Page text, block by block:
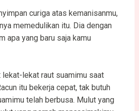
curiga atas kemanisanmu,
memedulikan itu. Dia dengan
apa yang baru saja kamu
lekat raut suamimu saat
itu bekerja cepat, tak butuh
telah berbusa. Mulut yang